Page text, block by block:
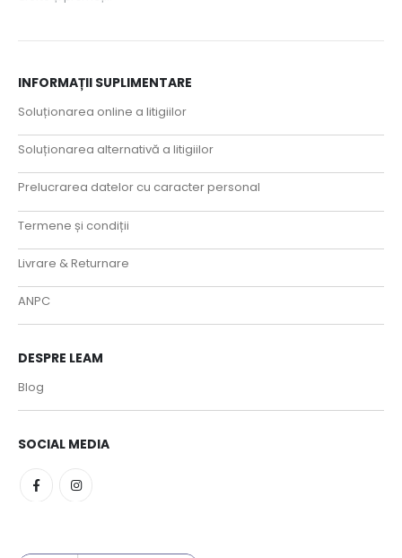
INFORMAȚII SUPLIMENTARE
Soluționarea online a litigiilor
Soluționarea alternativă a litigiilor
Prelucrarea datelor cu caracter personal
Termene și condiții
Livrare & Returnare
ANPC
DESPRE LEAM
Blog
SOCIAL MEDIA